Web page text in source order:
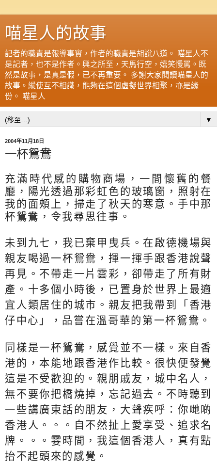
喵星人的故事
記者的職責是報導事實，作者的職責是胡說八道。 喵星人不
是記者，也不是作者。興之所至，天馬行空，嬉笑慢罵。既
然是故事，是真是假，已不再重要。 多謝大家閱讀喵星人的
故事。縱使互不相識，能夠在這個虛擬世界相聚，亦是緣
份。 喵星人
▼
2004年11月18日
一杯鴛鴦
充滿時代感的購物商場，一間懷舊的餐
廳，陽光透過那彩虹色的玻璃窗，照射在
我的面頰上，掃走了秋天的寒意。手中那
杯鴛鴦，令我尋思往事。
未到九七，我已棄甲曳兵。在啟德機場與
親友喝過一杯鴛鴦，揮一揮手跟香港說聲
再見。不帶走一片雲彩，卻帶走了所有財
產。十多個小時後，已置身於世界上最適
宜人類居住的城市。親友把我帶到「香港
仔中心」，品嘗在溫哥華的第一杯鴛鴦。
同樣是一杯鴛鴦，感覺並不一樣。來自香
港的，本能地跟香港作比較。很快便發覺
這是不受歡迎的。親朋戚友，城中名人，
無不要你把橋燒掉，忘記過去。不時聽到
一些講廣東話的朋友，大聲疾呼：你哋啲
香港人。。。自不然扯上愛享受、追求名
牌。。。霎時間，我這個香港人，真有點
抬不起頭來的感覺。